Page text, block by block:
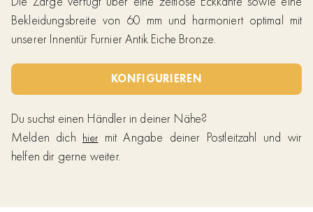
Bekleidungsbreite von 60 mm und harmoniert optimal mit
unserer Innentür Furnier Antik Eiche Bronze.
KONFIGURIEREN
Du suchst einen Händler in deiner Nähe?
Melden dich hier mit Angabe deiner Postleitzahl und wir
helfen dir gerne weiter.